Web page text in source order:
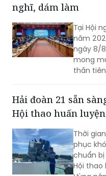
nghĩ, dám làm
Tại Hội
năm
ngày 8/
mong
thần
phát
Hải đoàn 21 sẵn
Hội thao huấn
Thời
phục
chuẩn
Hội thao